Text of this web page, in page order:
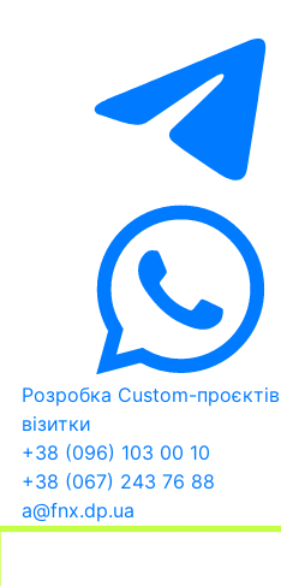
Розробка Custom-проєктів
візитки
+38 (096) 103 00 10
+38 (067) 243 76 88
a@fnx.dp.ua